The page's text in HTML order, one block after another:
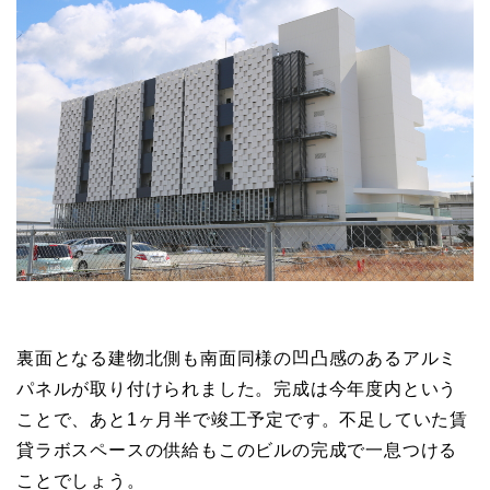
裏面となる建物北側も南面同様の凹凸感のあるアルミ
パネルが取り付けられました。完成は今年度内という
ことで、あと1ヶ月半で竣工予定です。不足していた賃
貸ラボスペースの供給もこのビルの完成で一息つける
ことでしょう。